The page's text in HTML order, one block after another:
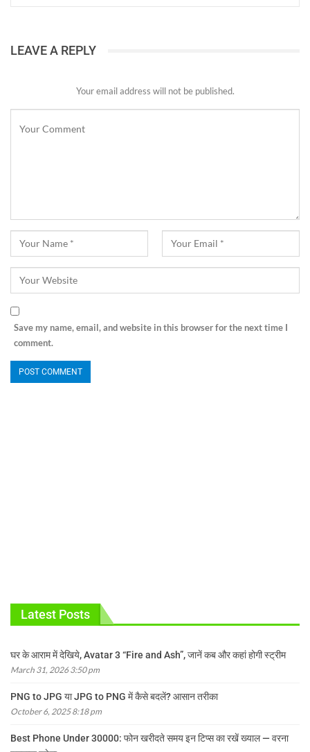
LEAVE A REPLY
Your email address will not be published.
Save my name, email, and website in this browser for the next time I
comment.
Latest Posts
घर के आराम में देखिये, Avatar 3 “Fire and Ash”, जानें कब और कहां होगी स्ट्रीम
March 31, 2026 3:50 pm
PNG to JPG या JPG to PNG में कैसे बदलें? आसान तरीका
October 6, 2025 8:18 pm
Best Phone Under 30000: फोन खरीदते समय इन टिप्स का रखें ख्याल — वरना